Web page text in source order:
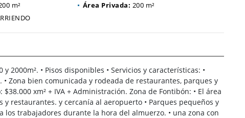
m² Área Privada: 200 m²
y 2000m². • Pisos disponibles • Servicios y características: •
Zona bien comunicada y rodeada de restaurantes, parques y
xm² + IVA + Administración. Zona de Fontibón: • El área
restaurantes. y cercanía al aeropuerto • Parques pequeños y
trabajadores durante la hora del almuerzo. • una zona con